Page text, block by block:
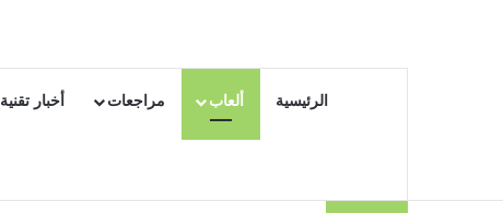
الرئيسية ألعاب مراجعات أخبار تقنية